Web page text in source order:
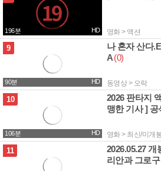
196분 HD 영화 > 액션
9
90분 HD
나 혼자 산다
A(0)
동영상 > 오락
10
106분 HD
2026 판타지
맹한 기사 ]
영화 > 최신/미개
11
2026.05.27 개
리안과 그로구